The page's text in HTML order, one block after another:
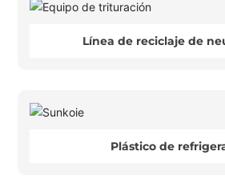
Línea de reciclaje de
Plástico de